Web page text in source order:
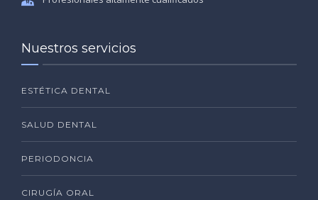
Nuestros servicios
ESTÉTICA DENTAL
SALUD DENTAL
PERIODONCIA
CIRUGÍA ORAL